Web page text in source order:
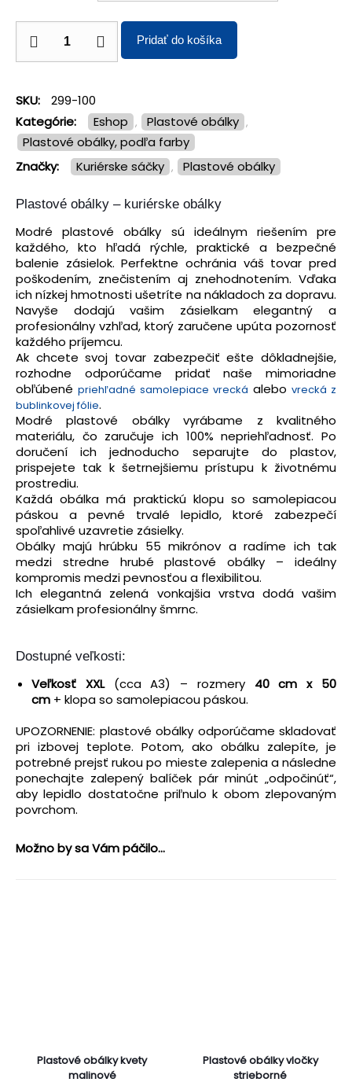
Pridať do košíka
SKU:
299-100
Kategórie:
Eshop , Plastové obálky ,
Plastové obálky, podľa farby
Značky:
kuriérske sáčky , plastové obálky
Plastové obálky – kuriérske obálky
Modré plastové obálky sú ideálnym riešením pre
každého, kto hľadá rýchle, praktické a bezpečné
balenie zásielok. Perfektne ochránia váš tovar pred
poškodením, znečistením aj znehodnotením. Vďaka
ich nízkej hmotnosti ušetríte na nákladoch za dopravu.
Navyše dodajú vašim zásielkam elegantný a
profesionálny vzhľad, ktorý zaručene upúta pozornosť
každého príjemcu.
Ak chcete svoj tovar zabezpečiť ešte dôkladnejšie,
rozhodne odporúčame pridať naše mimoriadne
obľúbené priehľadné samolepiace vrecká alebo vrecká z
bublinkovej fólie.
Modré plastové obálky vyrábame z kvalitného
materiálu, čo zaručuje ich 100% nepriehľadnosť. Po
doručení ich jednoducho separujte do plastov,
prispejete tak k šetrnejšiemu prístupu k životnému
prostrediu.
Každá obálka má praktickú klopu so samolepiacou
páskou a pevné trvalé lepidlo, ktoré zabezpečí
spoľahlivé uzavretie zásielky.
Obálky majú hrúbku 55 mikrónov a radíme ich tak
medzi stredne hrubé plastové obálky – ideálny
kompromis medzi pevnosťou a flexibilitou.
Ich elegantná zelená vonkajšia vrstva dodá vašim
zásielkam profesionálny šmrnc.
Dostupné veľkosti:
Veľkosť XXL(cca A3) – rozmery 40 cm x 50
cm + klopa so samolepiacou páskou.
UPOZORNENIE: plastové obálky odporúčame skladovať
pri izbovej teplote. Potom, ako obálku zalepíte, je
potrebné prejsť rukou po mieste zalepenia a následne
ponechajte zalepený balíček pár minút „odpočinúť“,
aby lepidlo dostatočne priľnulo k obom zlepovaným
povrchom.
Možno by sa Vám páčilo...
Plastové obálky kvety
malinové
Plastové obálky vločky
strieborné